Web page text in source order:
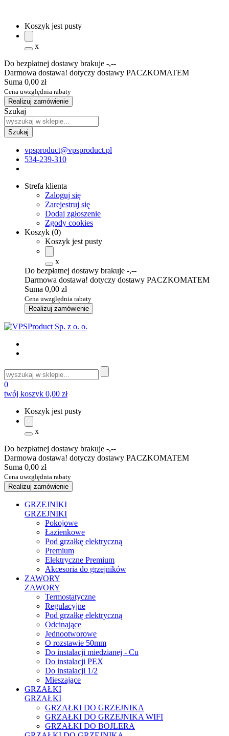
Koszyk jest pusty
x
Do bezpłatnej dostawy brakuje -,--
Darmowa dostawa! dotyczy dostawy PACZKOMATEM
Suma 0,00 zł
Cena uwzględnia rabaty
Realizuj zamówienie
Szukaj
vpsproduct@vpsproduct.pl
534-239-310
Strefa klienta
Zaloguj się
Zarejestruj się
Dodaj zgłoszenie
Zgody cookies
Koszyk (0)
Koszyk jest pusty
x
Do bezpłatnej dostawy brakuje -,--
Darmowa dostawa! dotyczy dostawy PACZKOMATEM
Suma 0,00 zł
Cena uwzględnia rabaty
Realizuj zamówienie
0
twój koszyk 0,00 zł
Koszyk jest pusty
x
Do bezpłatnej dostawy brakuje -,--
Darmowa dostawa! dotyczy dostawy PACZKOMATEM
Suma 0,00 zł
Cena uwzględnia rabaty
Realizuj zamówienie
GRZEJNIKI
GRZEJNIKI
Pokojowe
Łazienkowe
Pod grzałkę elektryczną
Premium
Elektryczne Premium
Akcesoria do grzejników
ZAWORY
ZAWORY
Termostatyczne
Regulacyjne
Pod grzałkę elektryczną
Odcinające
Jednootworowe
O rozstawie 50mm
Do instalacji miedzianej - Cu
Do instalacji PEX
Do instalacji 1/2
Mieszające
GRZAŁKI
GRZAŁKI
GRZAŁKI DO GRZEJNIKA
GRZAŁKI DO GRZEJNIKA WIFI
GRZAŁKI DO BOJLERA